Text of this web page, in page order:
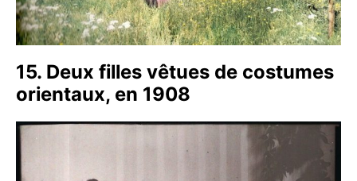
15. Deux filles vêtues de costumes
orientaux, en 1908